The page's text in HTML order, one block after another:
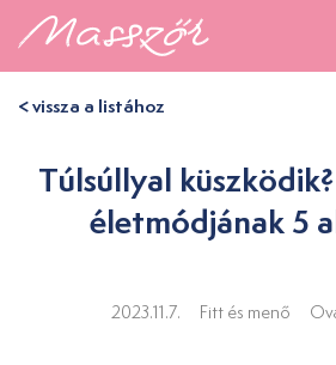
< vissza a listához
Túlsúllyal
életmódjának 5
2023.11.7. Fitt és menő